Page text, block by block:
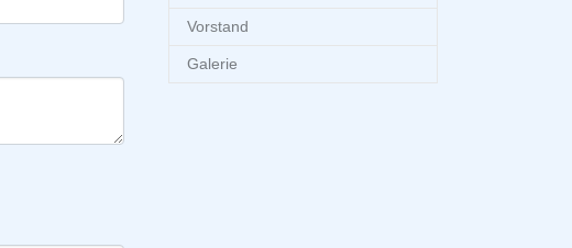
Vorstand
Galerie